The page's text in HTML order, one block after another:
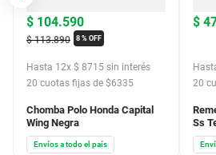
$ 104.590
$ 113.890 8 % OFF
Hasta 12x $ 8715 sin interés
20 cuotas fijas de $6335
Chomba Polo Honda Capital
Wing Negra
Envíos a todo el país
$
20
Ss